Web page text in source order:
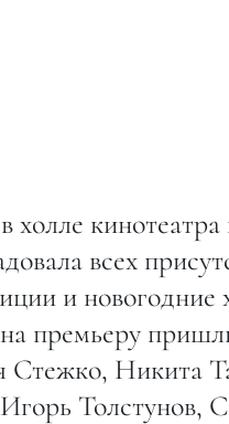
кинотеатра
всех
и новогодние
премьеру
Стежко, Никита
Толстунов,